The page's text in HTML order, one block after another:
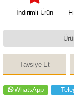
İndirimli Ürün
Tavsiye Et
WhatsApp